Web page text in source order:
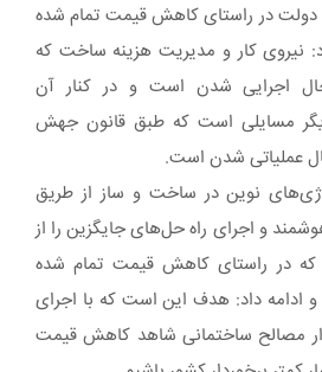
دولت در راستای کاهش قیمت تمام شده
نیروی کار و مدیریت هزینه ساخت که
اجرایی شدن است و در کنار آن
مسایلی است که طبق قانون جهش
عملیاتی شدن است.
نوین در ساخت و ساز از طریق
و اجرای راه حل‌های جایگزین را از
که در راستای کاهش قیمت تمام شده
ادامه داد: هدف این است که با اجرای
مصالح ساختمانی شاهد کاهش قیمت